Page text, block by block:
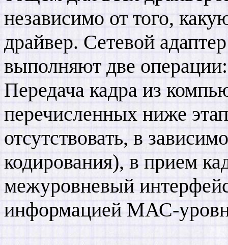
независимо от того,
драйвер. Сетевой
выполняют две
Передача кадра из
перечисленных ниже
отсутствовать, в
кодирования), в прием
межуровневый
информацией МАС-